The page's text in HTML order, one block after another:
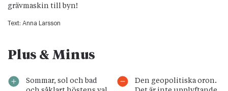
grävmaskin till byn!
Text: Anna Larsson
Plus & Minus
Sommar, sol och bad
Den geopolitiska oron.